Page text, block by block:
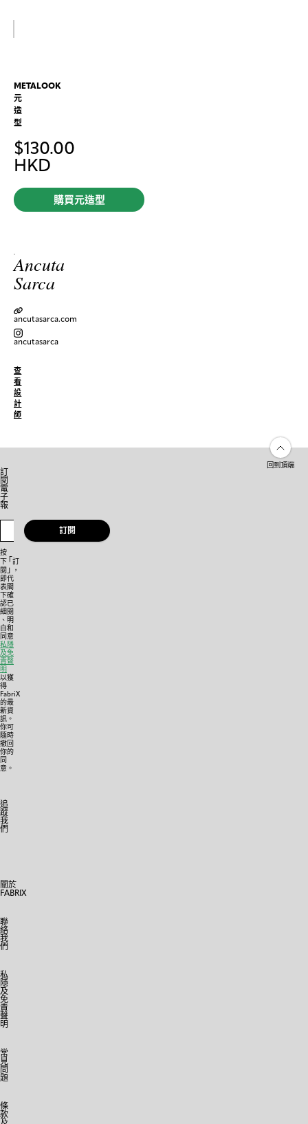
METALOOK
元
造
型
$130.00
HKD
購買元造型
Ancuta
Sarca
ancutasarca.com
ancutasarca
查
看
設
計
師
回到頂端
訂
閱
電
子
報
訂閱
按
下「 訂
閱 」 ，
即代
表閣
下確
認已
細閱
、明
白和
同意
私隱
及免
責聲
明
以獲
得
FabriX
的最
新資
訊。
你可
隨時
撤回
你的
同
意。
追
蹤
我
們
關於
FABRIX
聯
絡
我
們
私
隱
及
免
責
聲
明
常
見
問
題
條
款